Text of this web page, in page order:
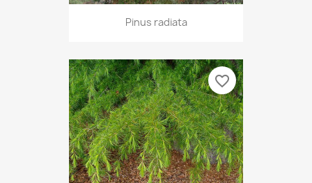
Pinus radiata
favorite_border